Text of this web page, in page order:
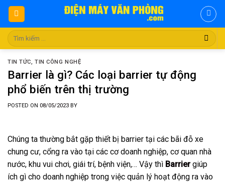
Skip
content
Tìm
kiếm:
TIN TỨC,TIN CÔNG NGHỆ
Barrier là gì? Các loại barrier tự động
phổ biến trên thị trường
POSTED ON 08/05/2023 BY
Chúng ta thường bắt gặp thiết bị barrier tại các bãi đỗ xe
chung cư, cổng ra vào tại các cơ doanh nghiệp, cơ quan nhà
nước, khu vui chơi, giái trí, bệnh viện,… Vậy thì Barriergiúp
ích gì cho doanh nghiệp trong việc quản lý hoạt động ra vào